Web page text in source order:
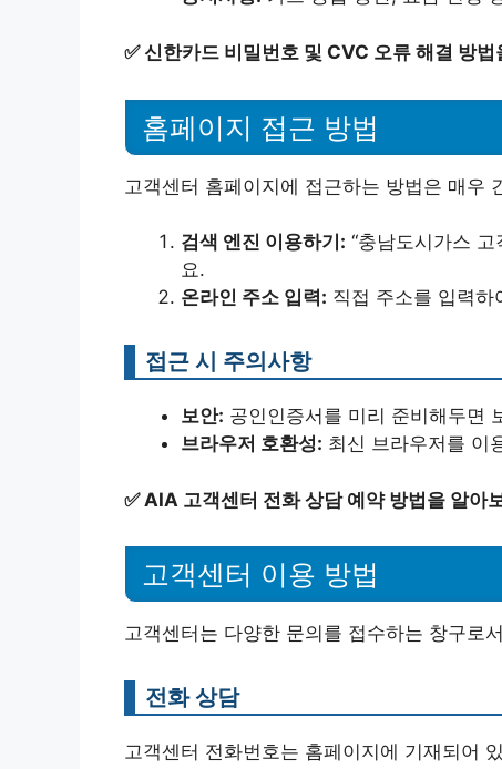
✅신한카드 비밀번호 및 CVC 오류 해결 방
홈페이지 접근 방법
고객센터 홈페이지에 접근하는 방법은 매우
검색 엔진 이용하기: “충남도시가스
요.
온라인 주소 입력: 직접 주소를 입력
접근 시 주의사항
보안: 공인인증서를 미리 준비해두면
브라우저 호환성: 최신 브라우저를 이
✅ AIA 고객센터 전화 상담 예약 방법을 알아
고객센터 이용 방법
고객센터는 다양한 문의를 접수하는 창구로
전화 상담
고객센터 전화번호는 홈페이지에 기재되어